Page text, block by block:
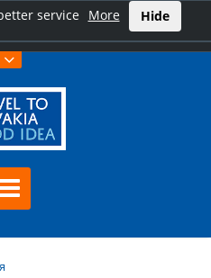
service More Hide